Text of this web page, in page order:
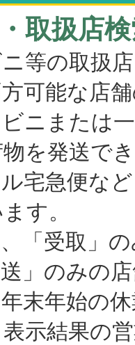
・取扱店
等の取扱
可能な店
または一
を発送で
急便など
す。
受取」の
のみの店
末年始の
示結果の